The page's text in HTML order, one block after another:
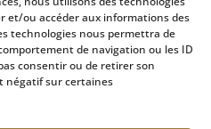
et/ou accéder aux informations des
technologies nous permettra de
de navigation ou les ID
consentir ou de retirer son
négatif sur certaines
divorce : Guide pour
pour de nombreux